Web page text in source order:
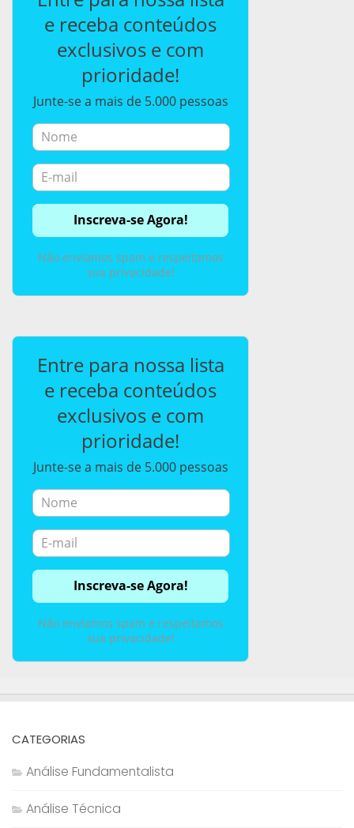
e receba conteúdos
exclusivos e com
prioridade!
Junte-se a mais de 5.000 pessoas
Não enviamos spam e respeitamos
sua privacidade!
Entre para nossa lista
e receba conteúdos
exclusivos e com
prioridade!
Junte-se a mais de 5.000 pessoas
Não enviamos spam e respeitamos
sua privacidade!
CATEGORIAS
Análise Fundamentalista
Análise Técnica